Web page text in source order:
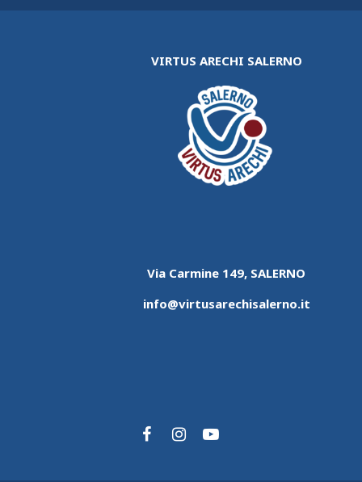
VIRTUS ARECHI SALERNO
Via Carmine 149, SALERNO
info@virtusarechisalerno.it